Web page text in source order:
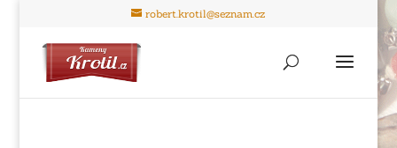
robert.krotil@seznam.cz